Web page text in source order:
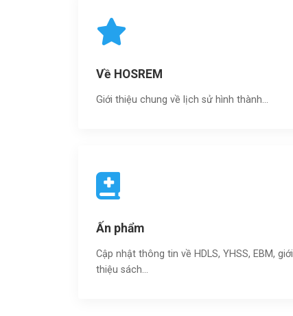
Về HOSREM
Giới thiệu chung về lịch sử hình thành...
Ấn phẩm
Cập nhật thông tin về HDLS, YHSS, EBM, giới
thiệu sách…